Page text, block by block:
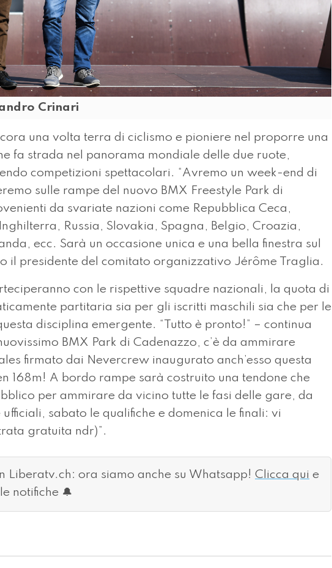
Crinari
una volta terra di ciclismo e pioniere nel proporre una
fa strada nel panorama mondiale delle due ruote,
competizioni spettacolari. “Avremo un week-end di
sulle rampe del nuovo BMX Freestyle Park di
da svariate nazioni come Repubblica Ceca,
Russia, Slovakia, Spagna, Belgio, Croazia,
ecc. Sarà un occasione unica e una bella finestra sul
il presidente del comitato organizzativo Jérôme Traglia.
con le rispettive squadre nazionali, la quota di
partitaria sia per gli iscritti maschili sia che per le
disciplina emergente. “Tutto è pronto!” – continua
BMX Park di Cadenazzo, c’è da ammirare
firmato dai Nevercrew inaugurato anch’esso questa
168m! A bordo rampe sarà costruito una tendone che
per ammirare da vicino tutte le fasi delle gare, da
sabato le qualifiche e domenica le finali: vi
gratuita ndr)”.
Liberatv.ch: ora siamo anche su Whatsapp! Clicca qui e
notifiche 🔔